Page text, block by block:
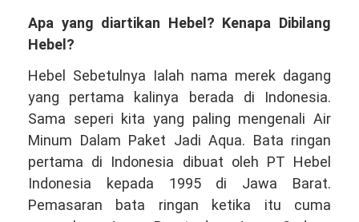
Apa yang diartikan Hebel? Kenapa Dibilang
Hebel?
Hebel Sebetulnya Ialah nama merek dagang
yang pertama kalinya berada di Indonesia.
Sama seperi kita yang paling mengenali Air
Minum Dalam Paket Jadi Aqua. Bata ringan
pertama di Indonesia dibuat oleh PT Hebel
Indonesia kepada 1995 di Jawa Barat.
Pemasaran bata ringan ketika itu cuma